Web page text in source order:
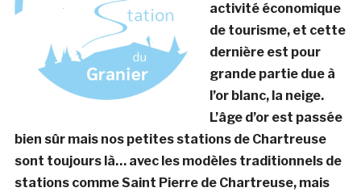
activité économique
de tourisme, et cette
dernière est pour
grande partie due à
l’or blanc, la neige.
L’âge d’or est passée
bien sûr mais nos petites stations de Chartreuse
sont toujours là… avec les modèles traditionnels de
stations comme Saint Pierre de Chartreuse, mais